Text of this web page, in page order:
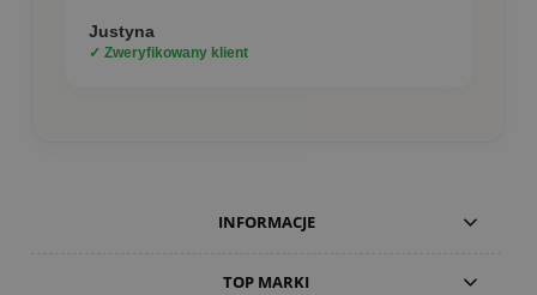
Justyna
✓ Zweryfikowany klient
INFORMACJE
TOP MARKI